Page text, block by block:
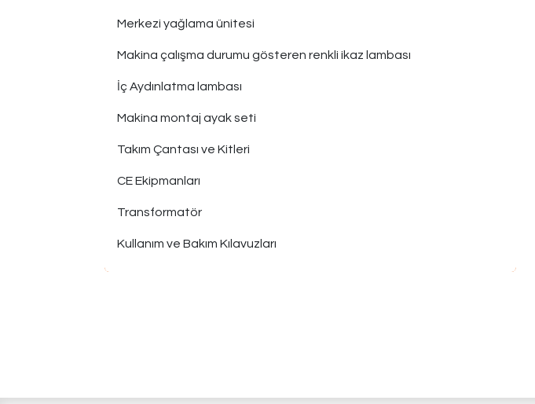
Merkezi yağlama ünitesi
Makina çalışma durumu gösteren renkli ikaz lambası
İç Aydınlatma lambası
Makina montaj ayak seti
Takım Çantası ve Kitleri
CE Ekipmanları
Transformatör
Kullanım ve Bakım Kılavuzları